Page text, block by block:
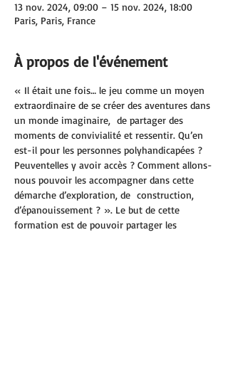
13 nov. 2024, 09:00 – 15 nov. 2024, 18:00
Paris, Paris, France
À propos de l'événement
« Il était une fois… le jeu comme un moyen
extraordinaire de se créer des aventures dans
un monde imaginaire,  de partager des
moments de convivialité et ressentir. Qu’en
est-il pour les personnes polyhandicapées ?
Peuventelles y avoir accès ? Comment allons-
nous pouvoir les accompagner dans cette
démarche d’exploration, de  construction,
d’épanouissement ? ». Le but de cette
formation est de pouvoir partager les